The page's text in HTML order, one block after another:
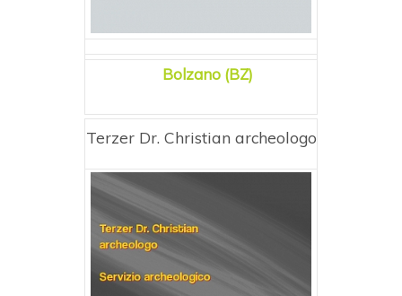
Bolzano (BZ)
Terzer Dr. Christian archeologo